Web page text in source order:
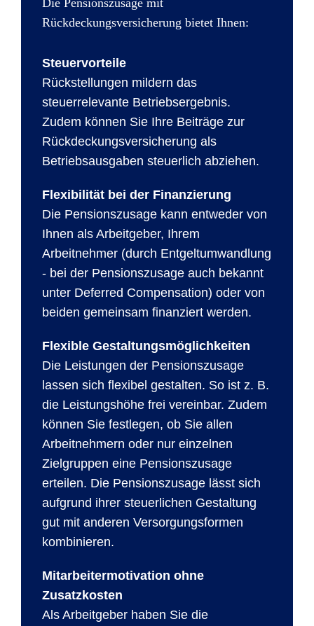
Die Pensionszusage mit
Rückdeckungsversicherung bietet Ihnen:
Steuervorteile
Rückstellungen mildern das
steuerrelevante Betriebsergebnis.
Zudem können Sie Ihre Beiträge zur
Rückdeckungsversicherung als
Betriebsausgaben steuerlich abziehen.
Flexibilität bei der Finanzierung
Die Pensionszusage kann entweder von
Ihnen als Arbeitgeber, Ihrem
Arbeitnehmer (durch Entgeltumwandlung
- bei der Pensionszusage auch bekannt
unter Deferred Compensation) oder von
beiden gemeinsam finanziert werden.
Flexible Gestaltungsmöglichkeiten
Die Leistungen der Pensionszusage
lassen sich flexibel gestalten. So ist z. B.
die Leistungshöhe frei vereinbar. Zudem
können Sie festlegen, ob Sie allen
Arbeitnehmern oder nur einzelnen
Zielgruppen eine Pensionszusage
erteilen. Die Pensionszusage lässt sich
aufgrund ihrer steuerlichen Gestaltung
gut mit anderen Versorgungsformen
kombinieren.
Mitarbeitermotivation ohne
Zusatzkosten
Als Arbeitgeber haben Sie die